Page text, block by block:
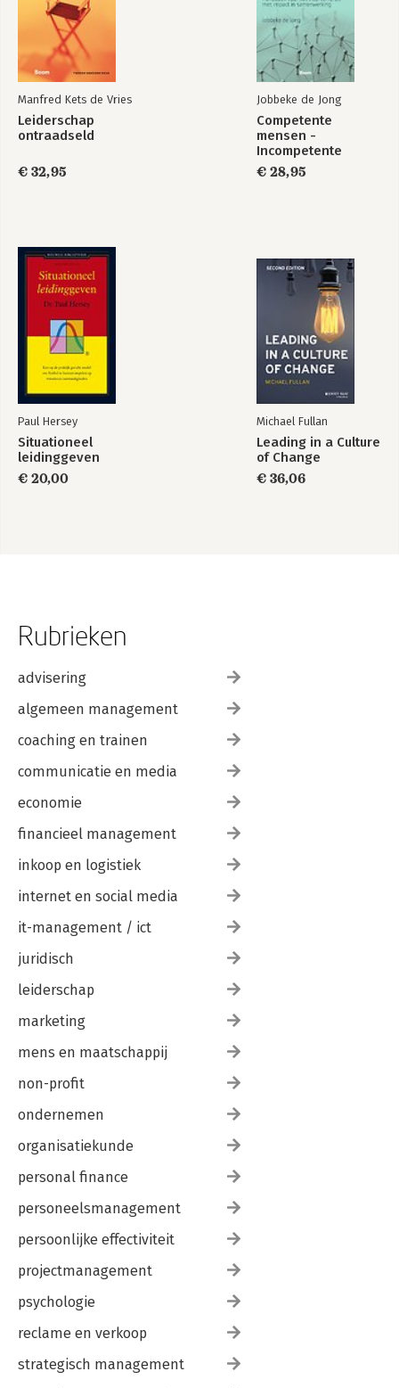
Manfred Kets de Vries
Leiderschap
ontraadseld
€ 32,95
Jobbeke de Jong
Competente
mensen -
Incompetente
teams
€ 28,95
Paul Hersey
Situationeel
leidinggeven
€ 20,00
Michael Fullan
Leading in a Culture
of Change
€ 36,06
Rubrieken
advisering
algemeen management
coaching en trainen
communicatie en media
economie
financieel management
inkoop en logistiek
internet en social media
it-management / ict
juridisch
leiderschap
marketing
mens en maatschappij
non-profit
ondernemen
organisatiekunde
personal finance
personeelsmanagement
persoonlijke effectiviteit
projectmanagement
psychologie
reclame en verkoop
strategisch management